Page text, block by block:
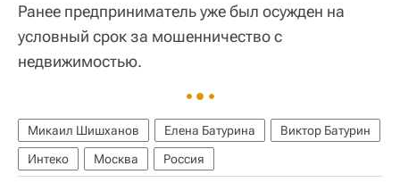
Ранее предприниматель уже был осужден на
условный срок за мошенничество с
недвижимостью.
Микаил Шишханов Елена Батурина
Виктор Батурин
Интеко
Москва Россия